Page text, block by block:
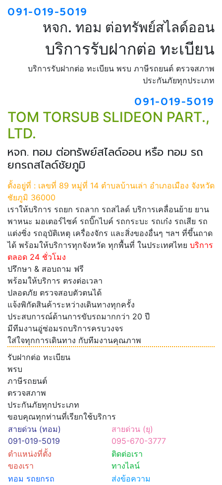
091-019-5019
หจก. ทอม ต่อทรัพย์สไลด์ออน
บริการรับฝากต่อ ทะเบียน
บริการรับฝากต่อ ทะเบียน พรบ ภาษีรถยนต์ ตรวจสภาพ
ประกันภัยทุกประเภท
091-019-5019
TOM TORSUB SLIDEON PART.,
LTD.
หจก. ทอม ต่อทรัพย์สไลด์ออน หรือ ทอม รถ
ยกรถสไลด์ชัยภูมิ
ตั้งอยู่ที่ : เลขที่ 89 หมู่ที่ 14 ตำบลบ้านเล่า อำเภอเมือง จังหวัด
ชัยภูมิ 36000
เราให้บริการ รถยก รถลาก รถสไลด์ บริการเคลื่อนย้าย ยาน
พาหนะ มอเตอร์ไซค์ รถบิ๊กไบค์ รถกระบะ รถเก๋ง รถเสีย รถ
แต่งซิ่ง รถอุบัติเหตุ เครื่องจักร และสิ่งของอื่นๆ ฯลฯ ที่ขึ้นถาด
ได้ พร้อมให้บริการทุกจังหวัด ทุกพื้นที่ ในประเทศไทย บริการ
ตลอด 24 ชั่วโมง
ปรึกษา & สอบถาม ฟรี
พร้อมให้บริการ ตรงต่อเวลา
ปลอดภัย ตรวจสอบตัวตนได้
แจ้งพิกัดสินค้าระหว่างเดินทางทุกครั้ง
ประสบการณ์ด้านการขับรถมากกว่า 20 ปี
มีทีมงานอู่ซ่อมรถบริการครบวงจร
ใส่ใจทุกการเดินทาง กับทีมงานคุณภาพ
รับฝากต่อ ทะเบียน
พรบ
ภาษีรถยนต์
ตรวจสภาพ
ประกันภัยทุกประเภท
ขอบคุณทุกท่านที่เรียกใช้บริการ
สายด่วน (ทอม)
091-019-5019
สายด่วน (ยุ)
095-670-3777
ตำแหน่งที่ตั้ง
ของเรา
ติดต่อเรา
ทางไลน์
ทอม รถยกรถ
ส่งข้อความ